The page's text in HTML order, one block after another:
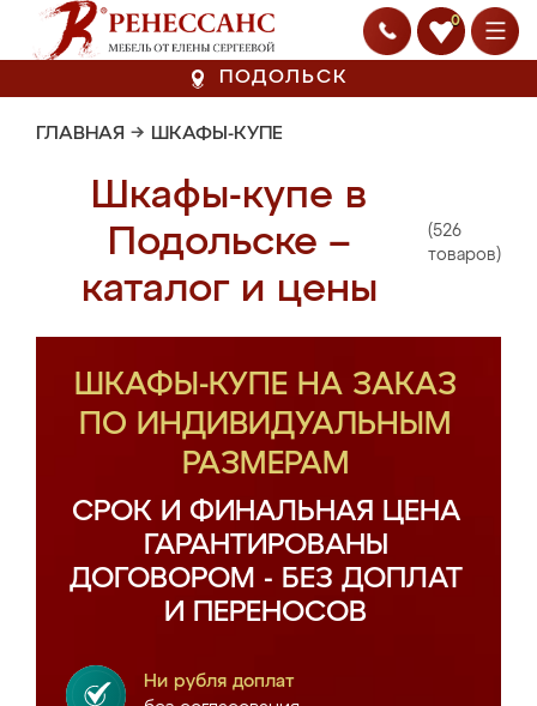
0
ПОДОЛЬСК
ГЛАВНАЯ → ШКАФЫ-КУПЕ
Шкафы-купе в
Подольске –
каталог и цены
(526
товаров)
ШКАФЫ-КУПЕ НА ЗАКАЗ
ПО ИНДИВИДУАЛЬНЫМ
РАЗМЕРАМ
СРОК И ФИНАЛЬНАЯ ЦЕНА
ГАРАНТИРОВАНЫ
ДОГОВОРОМ - БЕЗ ДОПЛАТ
И ПЕРЕНОСОВ
Ни рубля доплат